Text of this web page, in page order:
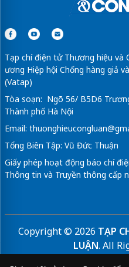
Tạp chí điện tử Thương hiệu và
ương Hiệp hội Chống hàng giả
(Vatap)
Tòa soạn: Ngõ 56/ B5D6
Thành phố Hà Nội
Email:
Tổng Biên Tập: Vũ Đức Thuận
Giấy phép hoạt động báo chí
Thông tin và Truyền thông cấp
Copyright © 2026 TẠP
LUẬN. All
Bản quyền thuộc Tạp chí